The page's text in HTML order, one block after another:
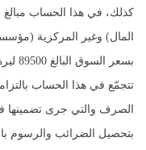
كذلك، في هذا الحساب مبالغ
المال) وغير المركزية
تتجمّع في هذا الحساب
الصرف والتي جرى تضمينها
بتحصيل الضرائب والرسوم